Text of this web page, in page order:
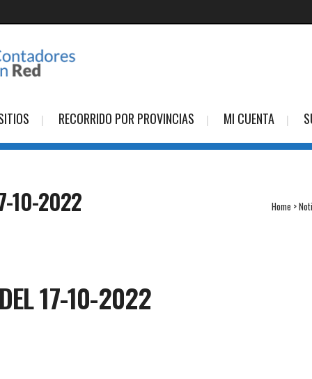
RECORRIDO POR PROVINCIAS MI CUENTA
10-2022 Home >
17-10-2022